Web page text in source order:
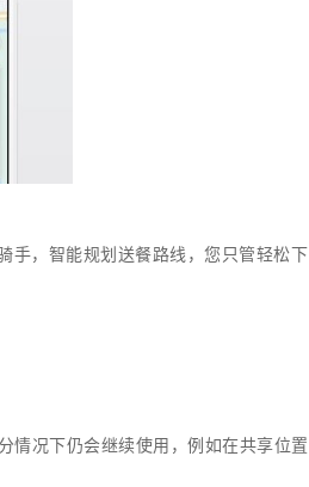
手，智能规划送餐路线，您只管轻松下
情况下仍会继续使用，例如在共享位置